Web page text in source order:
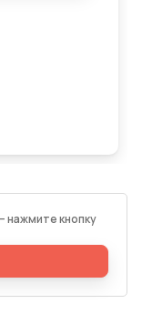
нажмите кнопку